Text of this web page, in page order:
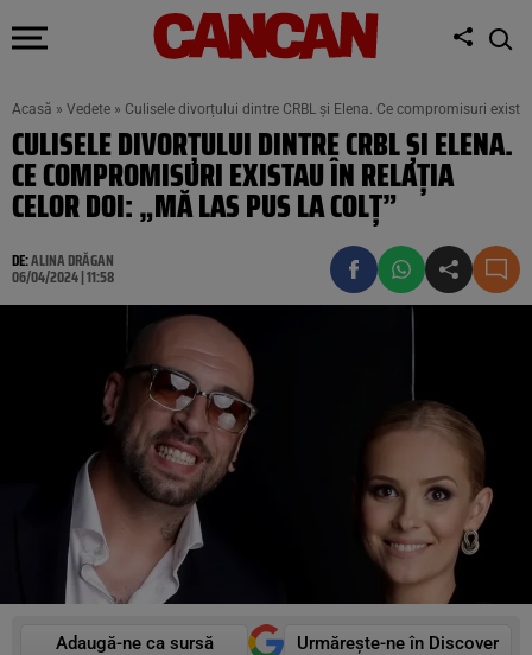
Acasă » Vedete » Culisele divorțului dintre CRBL și Elena. Ce compromisuri
CULISELE DIVORȚULUI DINTRE CRBL ȘI ELENA.
CE COMPROMISURI EXISTAU ÎN RELAȚIA
CELOR DOI: „MĂ LAS PUS LA COLȚ”
DE:ALINA DRĂGAN
06/04/2024 | 11:58
Adaugă-ne ca sursă
Urmărește-ne în Discover